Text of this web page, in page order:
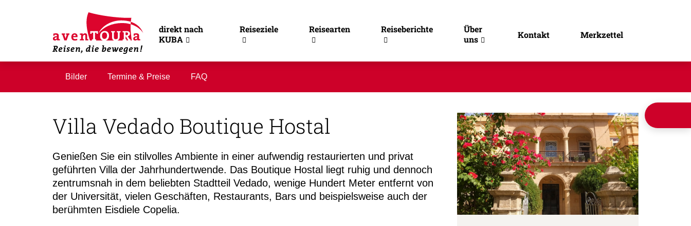
direkt nach
KUBA
Reiseziele Reisearten Reiseberichte
Über
uns
Kontakt Merkzettel
Bilder Termine & Preise FAQ
Villa Vedado Boutique Hostal
Genießen Sie ein stilvolles Ambiente in einer aufwendig restaurierten und privat
geführten Villa der Jahrhundertwende. Das Boutique Hostal liegt ruhig und dennoch
zentrumsnah in dem beliebten Stadtteil Vedado, wenige Hundert Meter entfernt von
der Universität, vielen Geschäften, Restaurants, Bars und beispielsweise auch der
berühmten Eisdiele Copelia.